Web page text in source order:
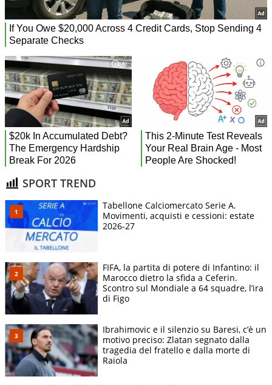
SPORT TREND
Tabellone Calciomercato Serie A.
Movimenti, acquisti e cessioni: estate
2026-27
FIFA, la partita di potere di Infantino: il
Marocco dietro la sfida a Ceferin.
Scontro sul Mondiale a 64 squadre, l’ira
di Figo
Ibrahimovic e il silenzio su Baresi, c’è un
motivo preciso: Zlatan segnato dalla
tragedia del fratello e dalla morte di
Raiola